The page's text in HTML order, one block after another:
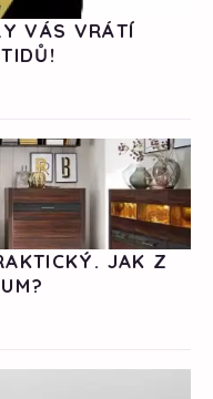
VÁS VRÁTÍ
JAK Z